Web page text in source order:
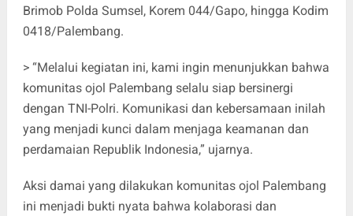
Brimob Polda Sumsel, Korem 044/Gapo, hingga Kodim
0418/Palembang.
> “Melalui kegiatan ini, kami ingin menunjukkan bahwa
komunitas ojol Palembang selalu siap bersinergi
dengan TNI-Polri. Komunikasi dan kebersamaan inilah
yang menjadi kunci dalam menjaga keamanan dan
perdamaian Republik Indonesia,” ujarnya.
Aksi damai yang dilakukan komunitas ojol Palembang
ini menjadi bukti nyata bahwa kolaborasi dan